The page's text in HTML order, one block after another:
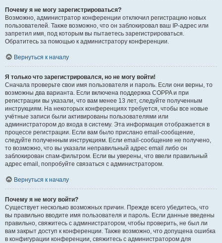
Почему я не могу зарегистрироваться?
Возможно, администратор конференции отключил регистрацию новых
пользователей. Также возможно, что он заблокировал ваш IP-адрес или
запретил имя, под которым вы пытаетесь зарегистрироваться.
Обратитесь за помощью к администратору конференции.
Вернуться к началу
Я только что зарегистрировался, но не могу войти!
Сначала проверьте свои имя пользователя и пароль. Если они верны, то
возможны два варианта. Если включена поддержка COPPA и при
регистрации вы указали, что вам менее 13 лет, следуйте полученным
инструкциям. На некоторых конференциях требуется, чтобы все новые
учётные записи были активированы пользователями или
администратором до входа в систему. Эта информация отображается в
процессе регистрации. Если вам было прислано email-сообщение,
следуйте полученным инструкциям. Если email-сообщение не получено,
то возможно, что вы указали неправильный адрес email либо он
заблокирован спам-фильтром. Если вы уверены, что ввели правильный
адрес email, попробуйте связаться с администратором.
Вернуться к началу
Почему я не могу войти?
Существует несколько возможных причин. Прежде всего убедитесь, что
вы правильно вводите имя пользователя и пароль. Если данные введены
правильно, свяжитесь с администратором, чтобы проверить, не был ли
вам закрыт доступ к конференции. Также возможно, что допущена ошибка
в конфигурации конференции, свяжитесь с администратором для